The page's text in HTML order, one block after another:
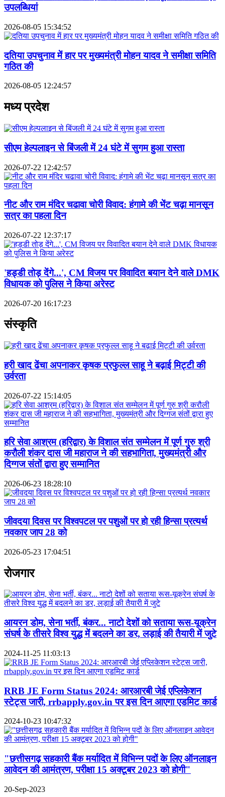
उपलब्धियां
2026-08-05 15:34:52
दतिया उपचुनाव में हार पर मुख्यमंत्री मोहन यादव ने समीक्षा समिति
गठित की
2026-08-05 12:24:57
मध्य प्रदेश
सीएम हेल्पलाइन से बिंजली में 24 घंटे में सुगम हुआ रास्ता
2026-07-22 12:42:57
नीट और राम मंदिर चढावा चोरी विवाद: हंगामे की भेंट चढ़ा मानसून
सत्र का पहला दिन
2026-07-22 12:37:17
'हड्डी तोड़ देंगे...', CM विजय पर विवादित बयान देने वाले DMK
विधायक को पुलिस ने किया अरेस्ट
2026-07-20 16:17:23
संस्कृति
हरी खाद ढेंचा अपनाकर कृषक प्रफुल्ल साहू ने बढ़ाई मिट्टी की
उर्वरता
2026-07-22 15:14:05
हरि सेवा आश्रम (हरिद्वार) के विशाल संत सम्मेलन में पूर्ण गुरु श्री
करौली शंकर दास जी महाराज ने की सहभागिता, मुख्यमंत्री और
दिग्गज संतों द्वारा हुए सम्मानित
2026-06-23 18:28:10
जीवदया दिवस पर विश्वपटल पर पशुओं पर हो रही हिन्सा प्रत्यर्थ
नवकार जाप 28 को
2026-05-23 17:04:51
रोजगार
आयरन डोम, सेना भर्ती, बंकर... नाटो देशों को सताया रूस-यूक्रेन
संघर्ष के तीसरे विश्व युद्ध में बदलने का डर, लड़ाई की तैयारी में जुटे
2024-11-25 11:03:13
RRB JE Form Status 2024: आरआरबी जेई एप्लिकेशन
स्टेट्स जारी, rrbapply.gov.in पर इस दिन आएगा एडमिट कार्ड
2024-10-23 10:47:32
"छत्तीसगढ़ सहकारी बैंक मर्यादित में विभिन्न पदों के लिए ऑनलाइन
आवेदन की आमंत्रण, परीक्षा 15 अक्टूबर 2023 को होगी"
20-Sep-2023